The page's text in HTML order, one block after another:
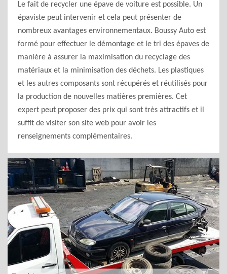
Le fait de recycler une épave de voiture est possible. Un
épaviste peut intervenir et cela peut présenter de
nombreux avantages environnementaux. Boussy Auto est
formé pour effectuer le démontage et le tri des épaves de
manière à assurer la maximisation du recyclage des
matériaux et la minimisation des déchets. Les plastiques
et les autres composants sont récupérés et réutilisés pour
la production de nouvelles matières premières. Cet
expert peut proposer des prix qui sont très attractifs et il
suffit de visiter son site web pour avoir les
renseignements complémentaires.